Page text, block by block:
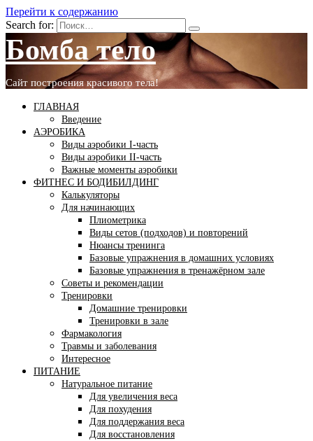
Перейти к содержанию
Search for:
Бомба тело
Сайт построения красивого тела!
ГЛАВНАЯ
Введение
АЭРОБИКА
Виды аэробики І-часть
Виды аэробики ІІ-часть
Важные моменты аэробики
ФИТНЕС И БОДИБИЛДИНГ
Калькуляторы
Для начинающих
Плиометрика
Виды сетов (подходов) и повторений
Нюансы тренинга
Базовые упражнения в домашних условиях
Базовые упражнения в тренажёрном зале
Советы и рекомендации
Тренировки
Домашние тренировки
Тренировки в зале
Фармакология
Травмы и заболевания
Интересное
ПИТАНИЕ
Натуральное питание
Для увеличения веса
Для похудения
Для поддержания веса
Для восстановления